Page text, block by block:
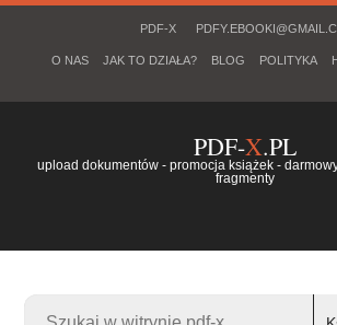
PDF-X
O NAS JAK TO DZIAŁA? BLOG POLITYKA
PDF-X.PL
upload dokumentów - promocja książek -
fragmenty